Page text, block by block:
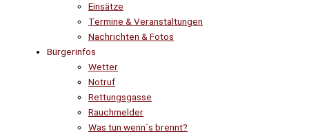
Einsätze
Termine & Veranstaltungen
Nachrichten & Fotos
Bürgerinfos
Wetter
Notruf
Rettungsgasse
Rauchmelder
Was tun wenn´s brennt?